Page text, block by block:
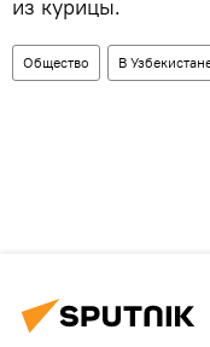
из курицы.
Общество В